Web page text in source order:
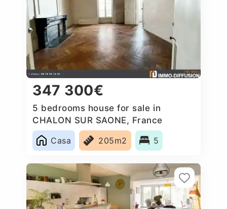
347 300€
5 bedrooms house for sale in
CHALON SUR SAONE, France
Casa
205m2 5